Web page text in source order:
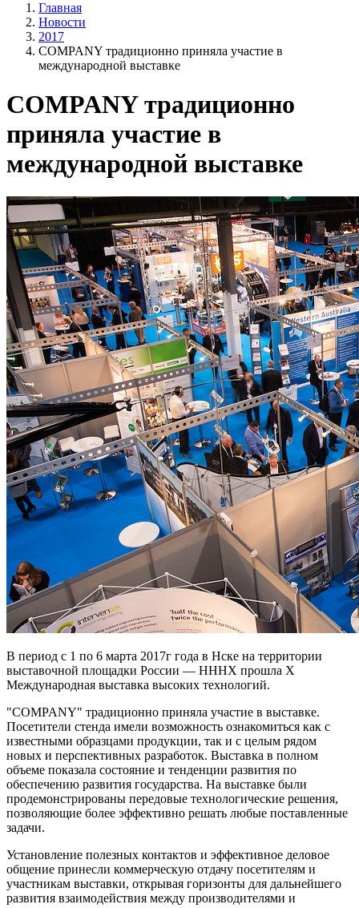
Главная
Новости
2017
COMPANY традиционно приняла участие в
международной выставке
COMPANY традиционно
приняла участие в
международной выставке
В период с 1 по 6 марта 2017г года в Нске на территории
выставочной площадки России — НННХ прошла X
Международная выставка высоких технологий.
"COMPANY" традиционно приняла участие в выставке.
Посетители стенда имели возможность ознакомиться как с
известными образцами продукции, так и с целым рядом
новых и перспективных разработок. Выставка в полном
объеме показала состояние и тенденции развития по
обеспечению развития государства. На выставке были
продемонстрированы передовые технологические решения,
позволяющие более эффективно решать любые поставленные
задачи.
Установление полезных контактов и эффективное деловое
общение принесли коммерческую отдачу посетителям и
участникам выставки, открывая горизонты для дальнейшего
развития взаимодействия между производителями и